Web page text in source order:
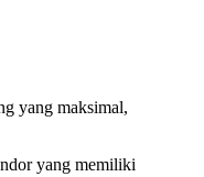
yang maksimal,
yang memiliki